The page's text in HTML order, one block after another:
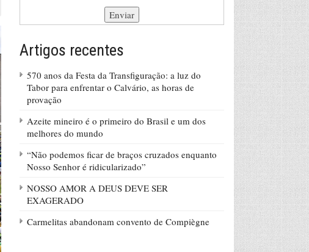
Artigos recentes
570 anos da Festa da Transfiguração: a luz do
Tabor para enfrentar o Calvário, as horas de
provação
Azeite mineiro é o primeiro do Brasil e um dos
melhores do mundo
“Não podemos ficar de braços cruzados enquanto
Nosso Senhor é ridicularizado”
NOSSO AMOR A DEUS DEVE SER
EXAGERADO
Carmelitas abandonam convento de Compiègne